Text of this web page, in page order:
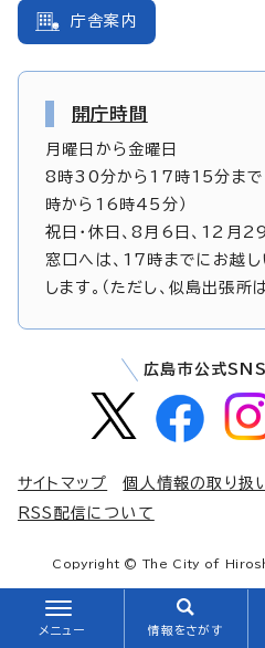
メニュー 情報をさがす
庁舎案内
開庁時間
月曜日から金曜日
8時30分から17時15分まで
時から16時45分）
祝日・休日、8月6日、12月
窓口へは、17時までにお越
します。（ただし、似島出張
広島市公式
サイトマップ 個人情報の取り扱
RSS配信について
Copyright © The City of